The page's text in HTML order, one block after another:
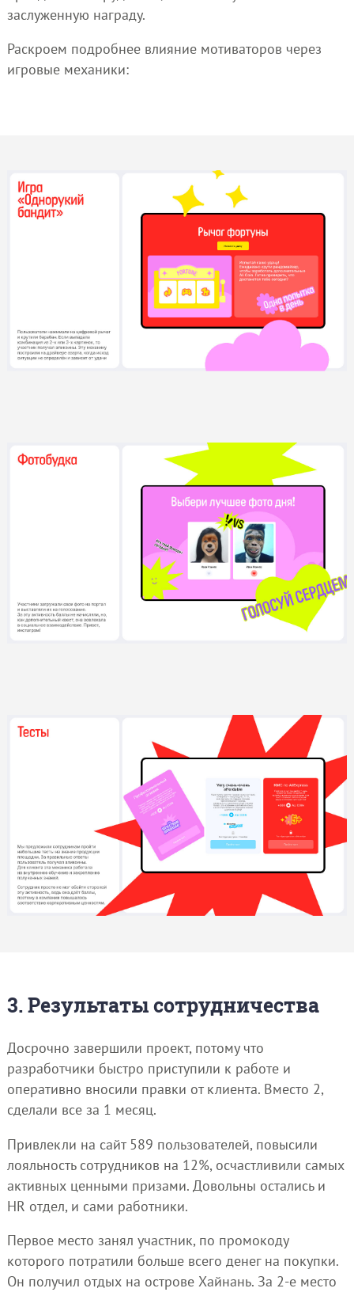
заслуженную награду.
Раскроем подробнее влияние мотиваторов через
игровые механики:
3. Результаты сотрудничества
Досрочно завершили проект, потому что
разработчики быстро приступили к работе и
оперативно вносили правки от клиента. Вместо 2,
сделали все за 1 месяц.
Привлекли на сайт 589 пользователей, повысили
лояльность сотрудников на 12%, осчастливили самых
активных ценными призами. Довольны остались и
HR отдел, и сами работники.
Первое место занял участник, по промокоду
которого потратили больше всего денег на покупки.
Он получил отдых на острове Хайнань. За 2-е место